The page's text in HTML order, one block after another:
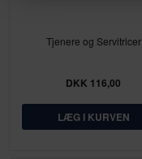
Tjenere og Servitricer
DKK 116,00